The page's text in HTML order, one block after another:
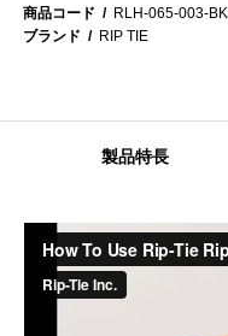
商品コード
RLH-065-003-BK
ブランド
RIP TIE
製品特長